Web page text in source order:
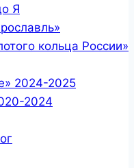
Я
кольца России»
2024-2025
2024